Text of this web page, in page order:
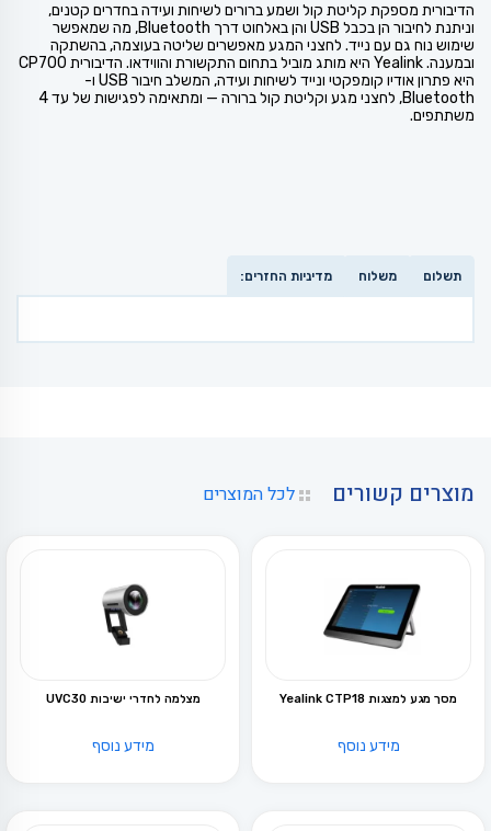
הדיבורית מספקת קליטת קול ושמע ברורים לשיחות ועידה בחדרים קטנים,
וניתנת לחיבור הן בכבל USB והן באלחוט דרך Bluetooth, מה שמאפשר
שימוש נוח גם עם נייד. לחצני המגע מאפשרים שליטה בעוצמה, בהשתקה
ובמענה. Yealink היא מותג מוביל בתחום התקשורת והווידאו. הדיבורית CP700
היא פתרון אודיו קומפקטי ונייד לשיחות ועידה, המשלב חיבור USB ו-
Bluetooth, לחצני מגע וקליטת קול ברורה — ומתאימה לפגישות של עד 4
משתתפים.
תשלום משלוח מדיניות החזרים:
מוצרים קשורים לכל המוצרים
מסך מגע למצגות Yealink CTP18
מידע נוסף
מצלמה לחדרי ישיבות UVC30
מידע נוסף